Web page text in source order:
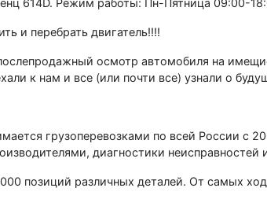
614D. Режим работы: Пн-Пятница 09:00-
и перебрать двигатель!!!!
осмотр автомобиля на
к нам и все (или почти все) узнали о
грузоперевозками по всей России с
диагностики
позиций различных деталей. От самых